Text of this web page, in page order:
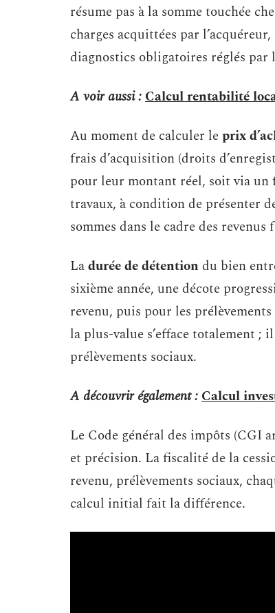
résume pas à la somme touchée
charges acquittées par
diagnostics obligatoires réglés par
A voir aussi :Calcul rentabilité
Au moment de calculer leprix
frais d’acquisition (droits
pour leur montant réel, soit via un
travaux, à condition de présenter
sommes dans le cadre des revenus
Ladurée de détentiondu bien
sixième année, une décote
revenu, puis pour les
la plus-value s’efface totalement
prélèvements sociaux.
A découvrir également :Calcul
Le Code général des impôts (CGI
et précision. La fiscalité de la
revenu, prélèvements sociaux,
calcul initial fait la différence.